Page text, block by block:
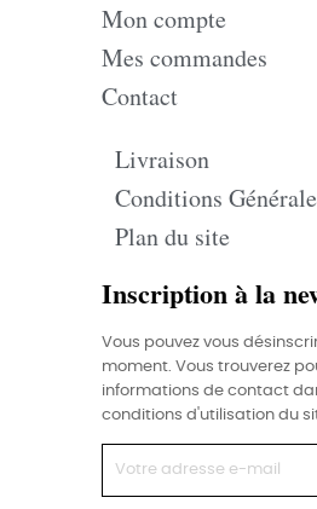
Mon compte
Mes commandes
Contact
Livraison
Conditions
Plan du site
Inscription à la
Vous pouvez vous
moment. Vous trouverez
informations de contact
conditions d'utilisation du